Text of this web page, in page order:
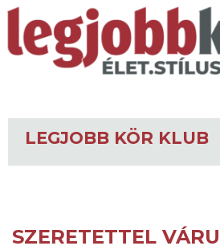
LEGJOBB KÖR KLUB
SZERETETTEL